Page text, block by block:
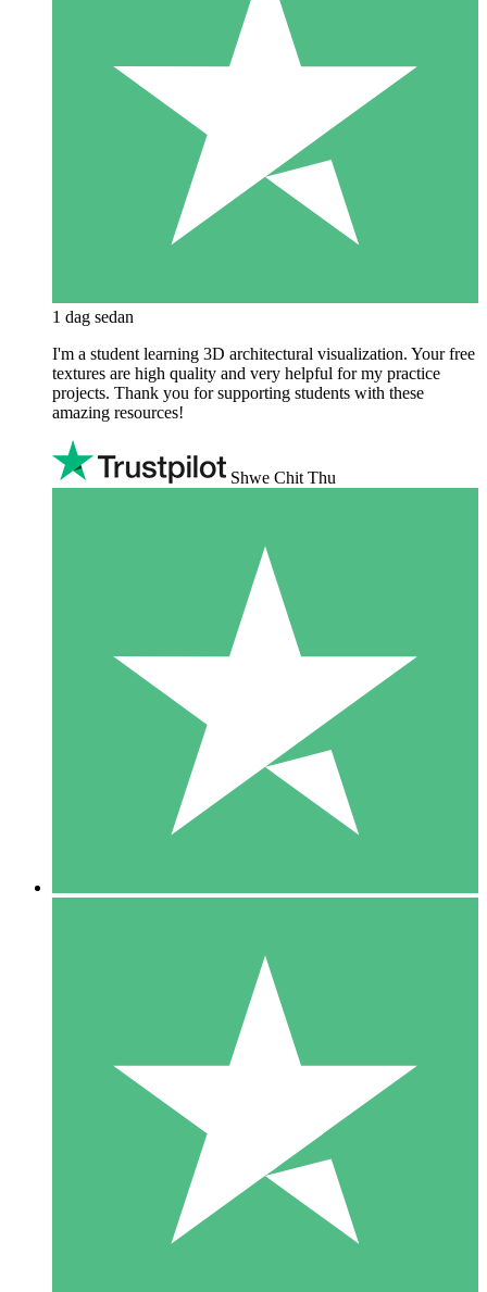
1 dag sedan
I'm a student learning 3D architectural visualization. Your free
textures are high quality and very helpful for my practice
projects. Thank you for supporting students with these
amazing resources!
Shwe Chit Thu